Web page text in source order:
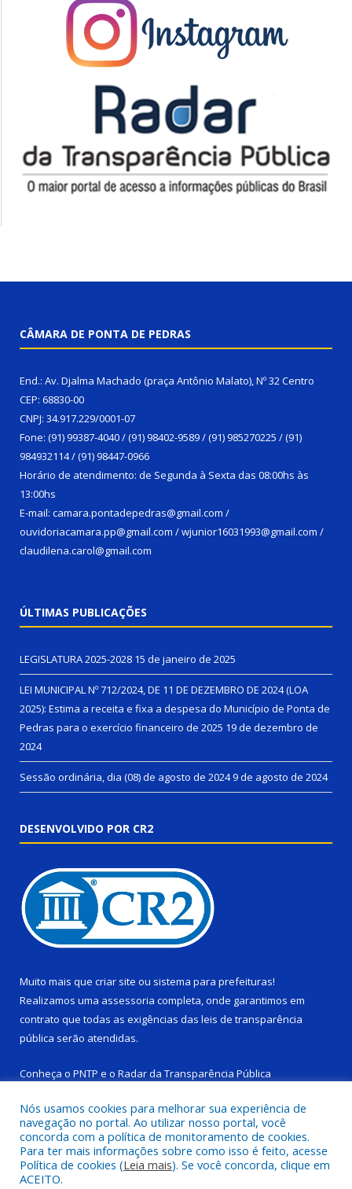
CÂMARA DE PONTA DE PEDRAS
End.: Av. Djalma Machado (praça Antônio Malato), Nº 32 Centro
CEP: 68830-00
CNPJ: 34.917.229/0001-07
Fone: (91) 99387-4040 / (91) 98402-9589 / (91) 985270225 / (91)
984932114 / (91) 98447-0966
Horário de atendimento: de Segunda à Sexta das 08:00hs às
13:00hs
E-mail: camara.pontadepedras@gmail.com /
ouvidoriacamara.pp@gmail.com / wjunior16031993@gmail.com /
claudilena.carol@gmail.com
ÚLTIMAS PUBLICAÇÕES
LEGISLATURA 2025-2028 15 de janeiro de 2025
LEI MUNICIPAL Nº 712/2024, DE 11 DE DEZEMBRO DE 2024 (LOA
2025): Estima a receita e fixa a despesa do Município de Ponta de
Pedras para o exercício financeiro de 2025 19 de dezembro de
2024
Sessão ordinária, dia (08) de agosto de 20249 de agosto de 2024
DESENVOLVIDO POR CR2
Muito mais que criar site ou sistema para prefeituras!
Realizamos uma assessoria completa, onde garantimos em
contrato que todas as exigências das leis de transparência
pública serão atendidas.
Conheça o PNTP e o Radar da Transparência Pública
Todos os direitos reservados a Câmara Municipal de Ponta de
Pedras.
Nós usamos cookies para melhorar sua experiência de
navegação no portal. Ao utilizar nosso portal, você
concorda com a política de monitoramento de cookies.
Para ter mais informações sobre como isso é feito, acesse
Política de cookies (Leia mais). Se você concorda, clique em
ACEITO.